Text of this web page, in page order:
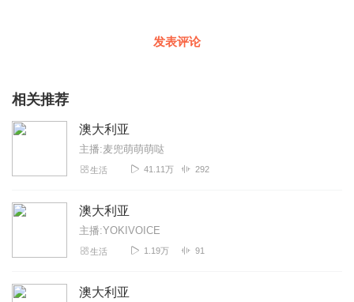
发表评论
相关推荐
澳大利亚
主播:麦兜萌萌萌哒
生活 41.11万 292
澳大利亚
主播:YOKIVOICE
生活 1.19万 91
澳大利亚